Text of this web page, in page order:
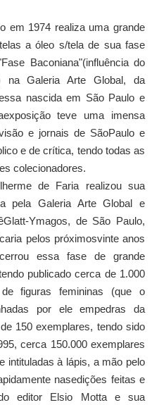
em 1974 realiza uma grande
a óleo s/tela de sua fase
Baconiana"(influência do
na Galeria Arte Global, da
nascida em São Paulo e
teve uma imensa
e jornais de SãoPaulo e
e de crítica, tendo todas as
colecionadores.
de Faria realizou sua
pela Galeria Arte Global e
Ymagos, de São Paulo,
pelos próximosvinte anos
essa fase de grande
publicado cerca de 1.000
figuras femininas (que o
por ele empedras da
150 exemplares, tendo sido
cerca 150.000 exemplares
intituladas à lápis, a mão pelo
nasedições feitas e
editor Elsio Motta e sua